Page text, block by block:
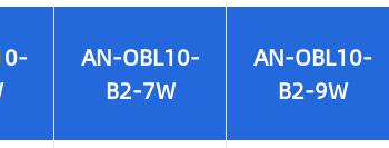
AN-OBL10-
B2-7W
AN-OBL10-
B2-9W